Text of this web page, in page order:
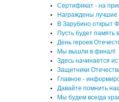
Сертификат - на
Награждены лучшие
В Зарубино открыт
Пусть будет память
День героев
Мы вышли в финал!
Здесь начинается
Защитники
Главное -
Давайте помнить
Мы будем всегда